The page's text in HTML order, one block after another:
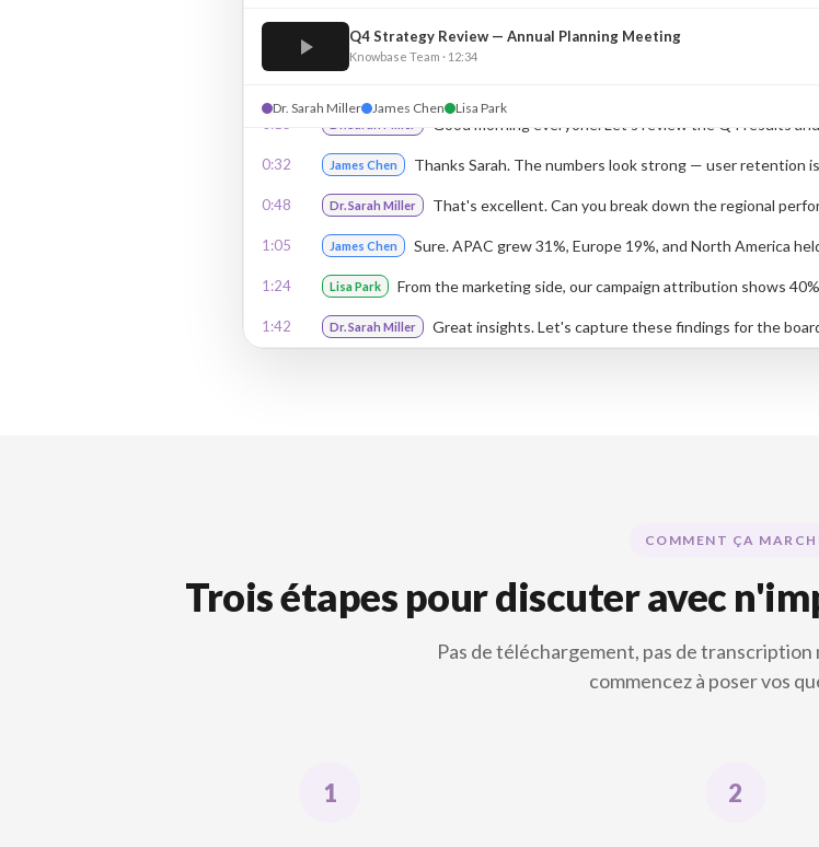
Q4 Strategy Review — Annual Planning Meeting
Knowbase Team · 12:34
Dr. Sarah Miller James Chen Lisa Park
Good morning everyone. Let's review the Q4 results
0:32 James Chen Thanks Sarah. The numbers look strong — user retention
0:48 Dr. Sarah Miller That's excellent. Can you break down the regional
1:05 James Chen Sure. APAC grew 31%, Europe 19%, and North America
1:24 Lisa Park From the marketing side, our campaign attribution shows
1:42 Dr. Sarah Miller Great insights. Let's capture these findings for the
COMMENT ÇA
Trois étapes pour discuter avec
Pas de téléchargement, pas de transcription
commencez à poser vos